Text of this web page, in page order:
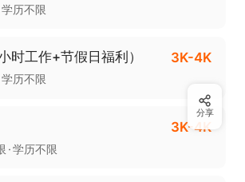
学历不限
时工作+节假日福利） 3K-4K
学历不限
3K-4K
学历不限
分享